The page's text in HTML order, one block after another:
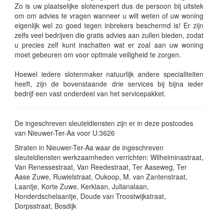
Zo is uw plaatselijke slotenexpert dus de persoon bij uitstek
om om advies te vragen wanneer u wilt weten of uw woning
eigenlijk wel zo goed tegen inbrekers beschermd is! Er zijn
zelfs veel bedrijven die gratis advies aan zullen bieden, zodat
u precies zelf kunt inschatten wat er zoal aan uw woning
moet gebeuren om voor optimale veiligheid te zorgen.
Hoewel iedere slotenmaker natuurlijk andere specialiteiten
heeft, zijn de bovenstaande drie services bij bijna ieder
bedrijf een vast onderdeel van het servicepakket.
De ingeschreven sleuteldiensten zijn er in deze postcodes
van Nieuwer-Ter-Aa voor U:3626
Straten in Nieuwer-Ter-Aa waar de ingeschreven
sleuteldiensten werkzaamheden verrichten: Wilhelminastraat,
Van Renessestraat, Van Reedestraat, Ter Aaseweg, Ter
Aase Zuwe, Ruwielstraat, Oukoop, M. van Zantenstraat,
Laantje, Korte Zuwe, Kerklaan, Julianalaan,
Honderdschelaantje, Doude van Troostwijkstraat,
Dorpsstraat, Bosdijk